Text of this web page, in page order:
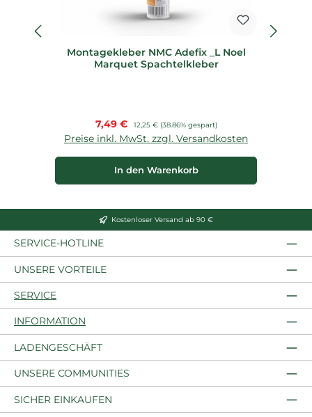
Montagekleber NMC Adefix _L Noel
Marquet Spachtelkleber
Verkaufspreis:
7,49 € Regulärer Preis:
12,25 € (38.86% gespart)
Preise inkl. MwSt. zzgl. Versandkosten
In den Warenkorb
Kostenloser Versand ab 90 €
SERVICE-HOTLINE
UNSERE VORTEILE
SERVICE
INFORMATION
LADENGESCHÄFT
UNSERE COMMUNITIES
SICHER EINKAUFEN